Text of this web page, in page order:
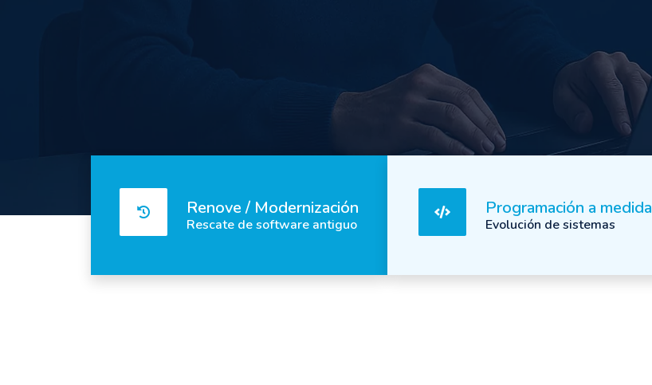
Renove / Modernización
Rescate de software antiguo
Programación a medida
Evolución de sistemas